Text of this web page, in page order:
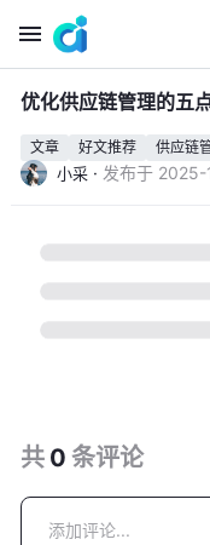
优化供应链管理的五
文章 好文推荐 供应链
小采 · 发布于 2025-
共 0 条评论